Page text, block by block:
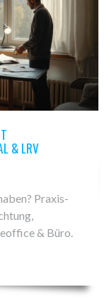
& LRV
Praxis-
& Büro.